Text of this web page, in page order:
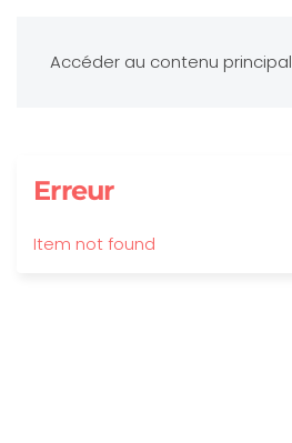
Accéder au contenu principal
Erreur
Item not found